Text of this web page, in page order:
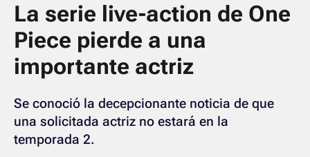
La serie live-action de One
Piece pierde a una
importante actriz
Se conoció la decepcionante noticia de que
una solicitada actriz no estará en la
temporada 2.